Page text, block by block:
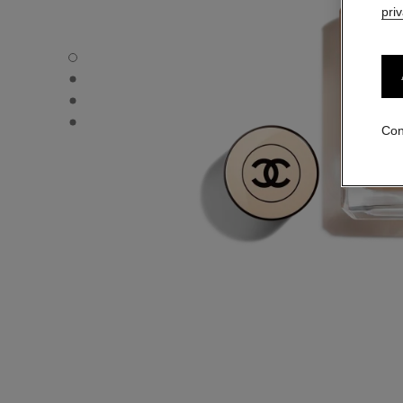
LES BEIGES FOND DE TEINT - Vista por defecto
LES BEIGES FOND DE TEINT - Vista alternativa 1
LES BEIGES FOND DE TEINT - Vista de la textura básica
LES BEIGES FOND DE TEINT -